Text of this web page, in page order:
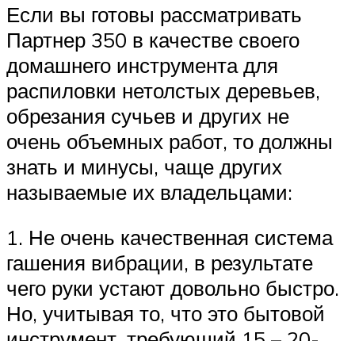
Если вы готовы рассматривать
Партнер 350 в качестве своего
домашнего инструмента для
распиловки нетолстых деревьев,
обрезания сучьев и других не
очень объемных работ, то должны
знать и минусы, чаще других
называемые их владельцами:
1. Не очень качественная система
гашения вибрации, в результате
чего руки устают довольно быстро.
Но, учитывая то, что это бытовой